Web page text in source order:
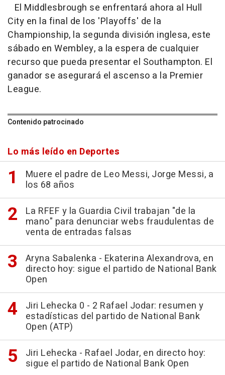
El Middlesbrough se enfrentará ahora al Hull
City en la final de los 'Playoffs' de la
Championship, la segunda división inglesa, este
sábado en Wembley, a la espera de cualquier
recurso que pueda presentar el Southampton. El
ganador se asegurará el ascenso a la Premier
League.
Contenido patrocinado
Lo más leído en Deportes
Muere el padre de Leo Messi, Jorge Messi, a
los 68 años
La RFEF y la Guardia Civil trabajan "de la
mano" para denunciar webs fraudulentas de
venta de entradas falsas
Aryna Sabalenka - Ekaterina Alexandrova, en
directo hoy: sigue el partido de National Bank
Open
Jiri Lehecka 0 - 2 Rafael Jodar: resumen y
estadísticas del partido de National Bank
Open (ATP)
Jiri Lehecka - Rafael Jodar, en directo hoy:
sigue el partido de National Bank Open